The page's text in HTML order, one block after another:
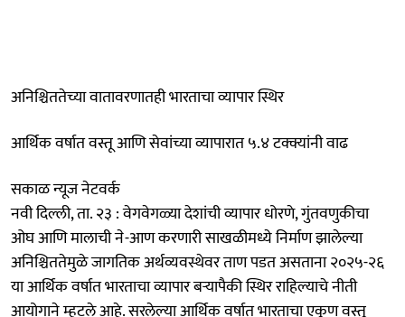
अनिश्चिततेच्या वातावरणातही भारताचा व्यापार स्थिर
आर्थिक वर्षात वस्तू आणि सेवांच्या व्यापारात ५.४ टक्क्यांनी वाढ
सकाळ न्यूज नेटवर्क
नवी दिल्ली, ता. २३ : वेगवेगळ्या देशांची व्यापार धोरणे, गुंतवणुकीचा
ओघ आणि मालाची ने-आण करणारी साखळीमध्ये निर्माण झालेल्या
अनिश्चिततेमुळे जागतिक अर्थव्यवस्थेवर ताण पडत असताना २०२५-२६
या आर्थिक वर्षात भारताचा व्यापार बऱ्यापैकी स्थिर राहिल्याचे नीती
आयोगाने म्हटले आहे. सरलेल्या आर्थिक वर्षात भारताचा एकूण वस्तू